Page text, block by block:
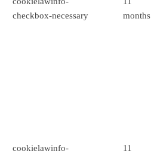
checkbox-necessary
months
cookielawinfo-
11